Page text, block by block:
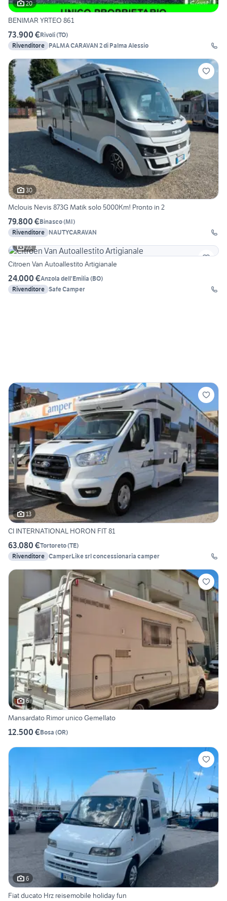
20
BENIMAR YRTEO 861
73.900 €Rivoli(TO)
Rivenditore PALMA CARAVAN 2 di Palma Alessio
30
Mclouis Nevis 873G Matik solo 5000Km! Pronto in 2
79.800 €Binasco(MI)
Rivenditore NAUTYCARAVAN
23
Citroen Van Autoallestito Artigianale
24.000 €Anzola dell'Emilia (BO)
Rivenditore Safe Camper
13
CI INTERNATIONAL HORON FIT 81
63.080 €Tortoreto(TE)
Rivenditore CamperLike srl concessionaria camper
6
Mansardato Rimor unico Gemellato
12.500 €Bosa (OR)
6
Fiat ducato Hrz reisemobile holiday fun